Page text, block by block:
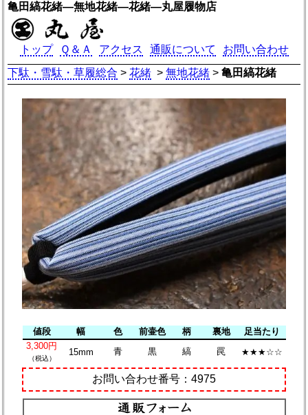
亀田縞花緒―無地花緒―花緒―丸屋履物店
トップ Ｑ＆Ａ アクセス 通販について
お問い合わせ
下駄・雪駄・草履総合 >花緒 >無地花緒 >亀田縞花緒
値段 幅 色 前壷色 柄 裏地
足当たり
3,300円
（税込）
15mm 青 黒 縞 罠 ★★★☆☆
お問い合わせ番号：4975